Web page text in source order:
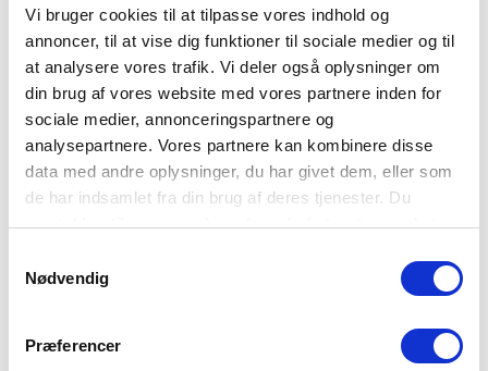
Vi bruger cookies til at tilpasse vores indhold og
annoncer, til at vise dig funktioner til sociale medier og til
at analysere vores trafik. Vi deler også oplysninger om
din brug af vores website med vores partnere inden for
sociale medier, annonceringspartnere og
analysepartnere. Vores partnere kan kombinere disse
data med andre oplysninger, du har givet dem, eller som
de har indsamlet fra din brug af deres tjenester. Du
samtykker til vores cookies, hvis du fortsætter med at
Nødvendig
Præferencer
Kronisk sundhedsfare
Kemikalier, som giver kroniske skader såsom kræft, skader på
arveanlæg og skader på forplant­ningsevnen. Omfatter også kemika­
lier, som giver allergi ved indånding, organskade eller lungeskade
ved indånding.
Eksempler:
Terpentin, benzin, cellulosefortynder, lampeolie.
Forholdsregler:
Indhold og emballage skal bortskaffes i henhold til national
lovgivning.
Brandnærende